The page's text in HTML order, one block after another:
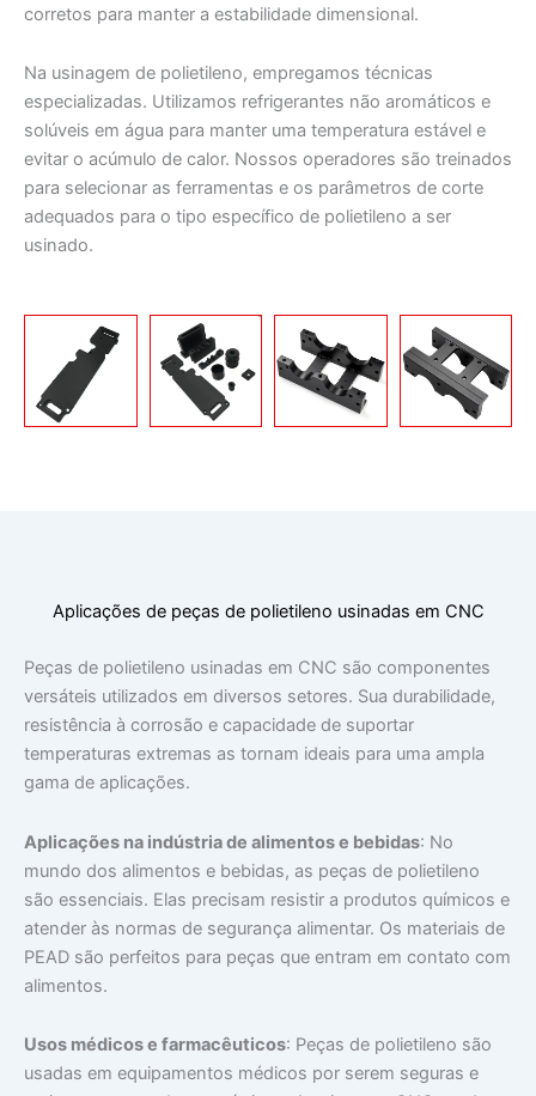
corretos para manter a estabilidade dimensional.
Na usinagem de polietileno, empregamos técnicas
especializadas. Utilizamos refrigerantes não aromáticos e
solúveis em água para manter uma temperatura estável e
evitar o acúmulo de calor. Nossos operadores são treinados
para selecionar as ferramentas e os parâmetros de corte
adequados para o tipo específico de polietileno a ser
usinado.
Aplicações de peças de polietileno usinadas em CNC
Peças de polietileno usinadas em CNC são componentes
versáteis utilizados em diversos setores. Sua durabilidade,
resistência à corrosão e capacidade de suportar
temperaturas extremas as tornam ideais para uma ampla
gama de aplicações.
Aplicações na indústria de alimentos e bebidas: No
mundo dos alimentos e bebidas, as peças de polietileno
são essenciais. Elas precisam resistir a produtos químicos e
atender às normas de segurança alimentar. Os materiais de
PEAD são perfeitos para peças que entram em contato com
alimentos.
Usos médicos e farmacêuticos: Peças de polietileno são
usadas em equipamentos médicos por serem seguras e